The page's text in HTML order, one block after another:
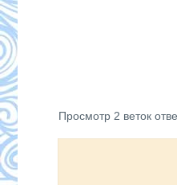
Просмотр 2 веток